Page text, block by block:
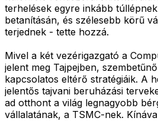
terhelések egyre inkább
betanításán, és szélesebb körű
terjednek - tette hozzá.
Mivel a két vezérigazgató a
jelent meg Tajpejben,
kapcsolatos eltérő stratégiáik. A
jelentős tajvani beruházási
ad otthont a világ legnagyobb
vállalatának, a TSMC-nek.